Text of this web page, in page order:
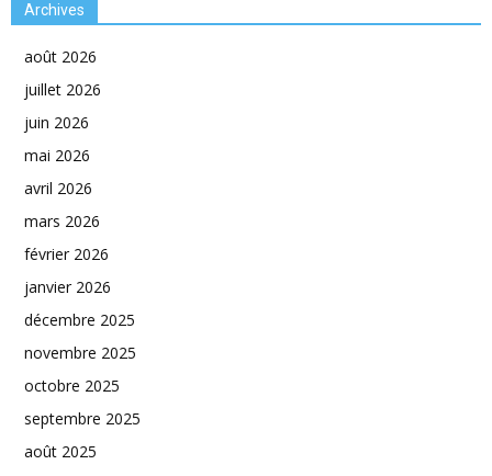
Archives
août 2026
juillet 2026
juin 2026
mai 2026
avril 2026
mars 2026
février 2026
janvier 2026
décembre 2025
novembre 2025
octobre 2025
septembre 2025
août 2025